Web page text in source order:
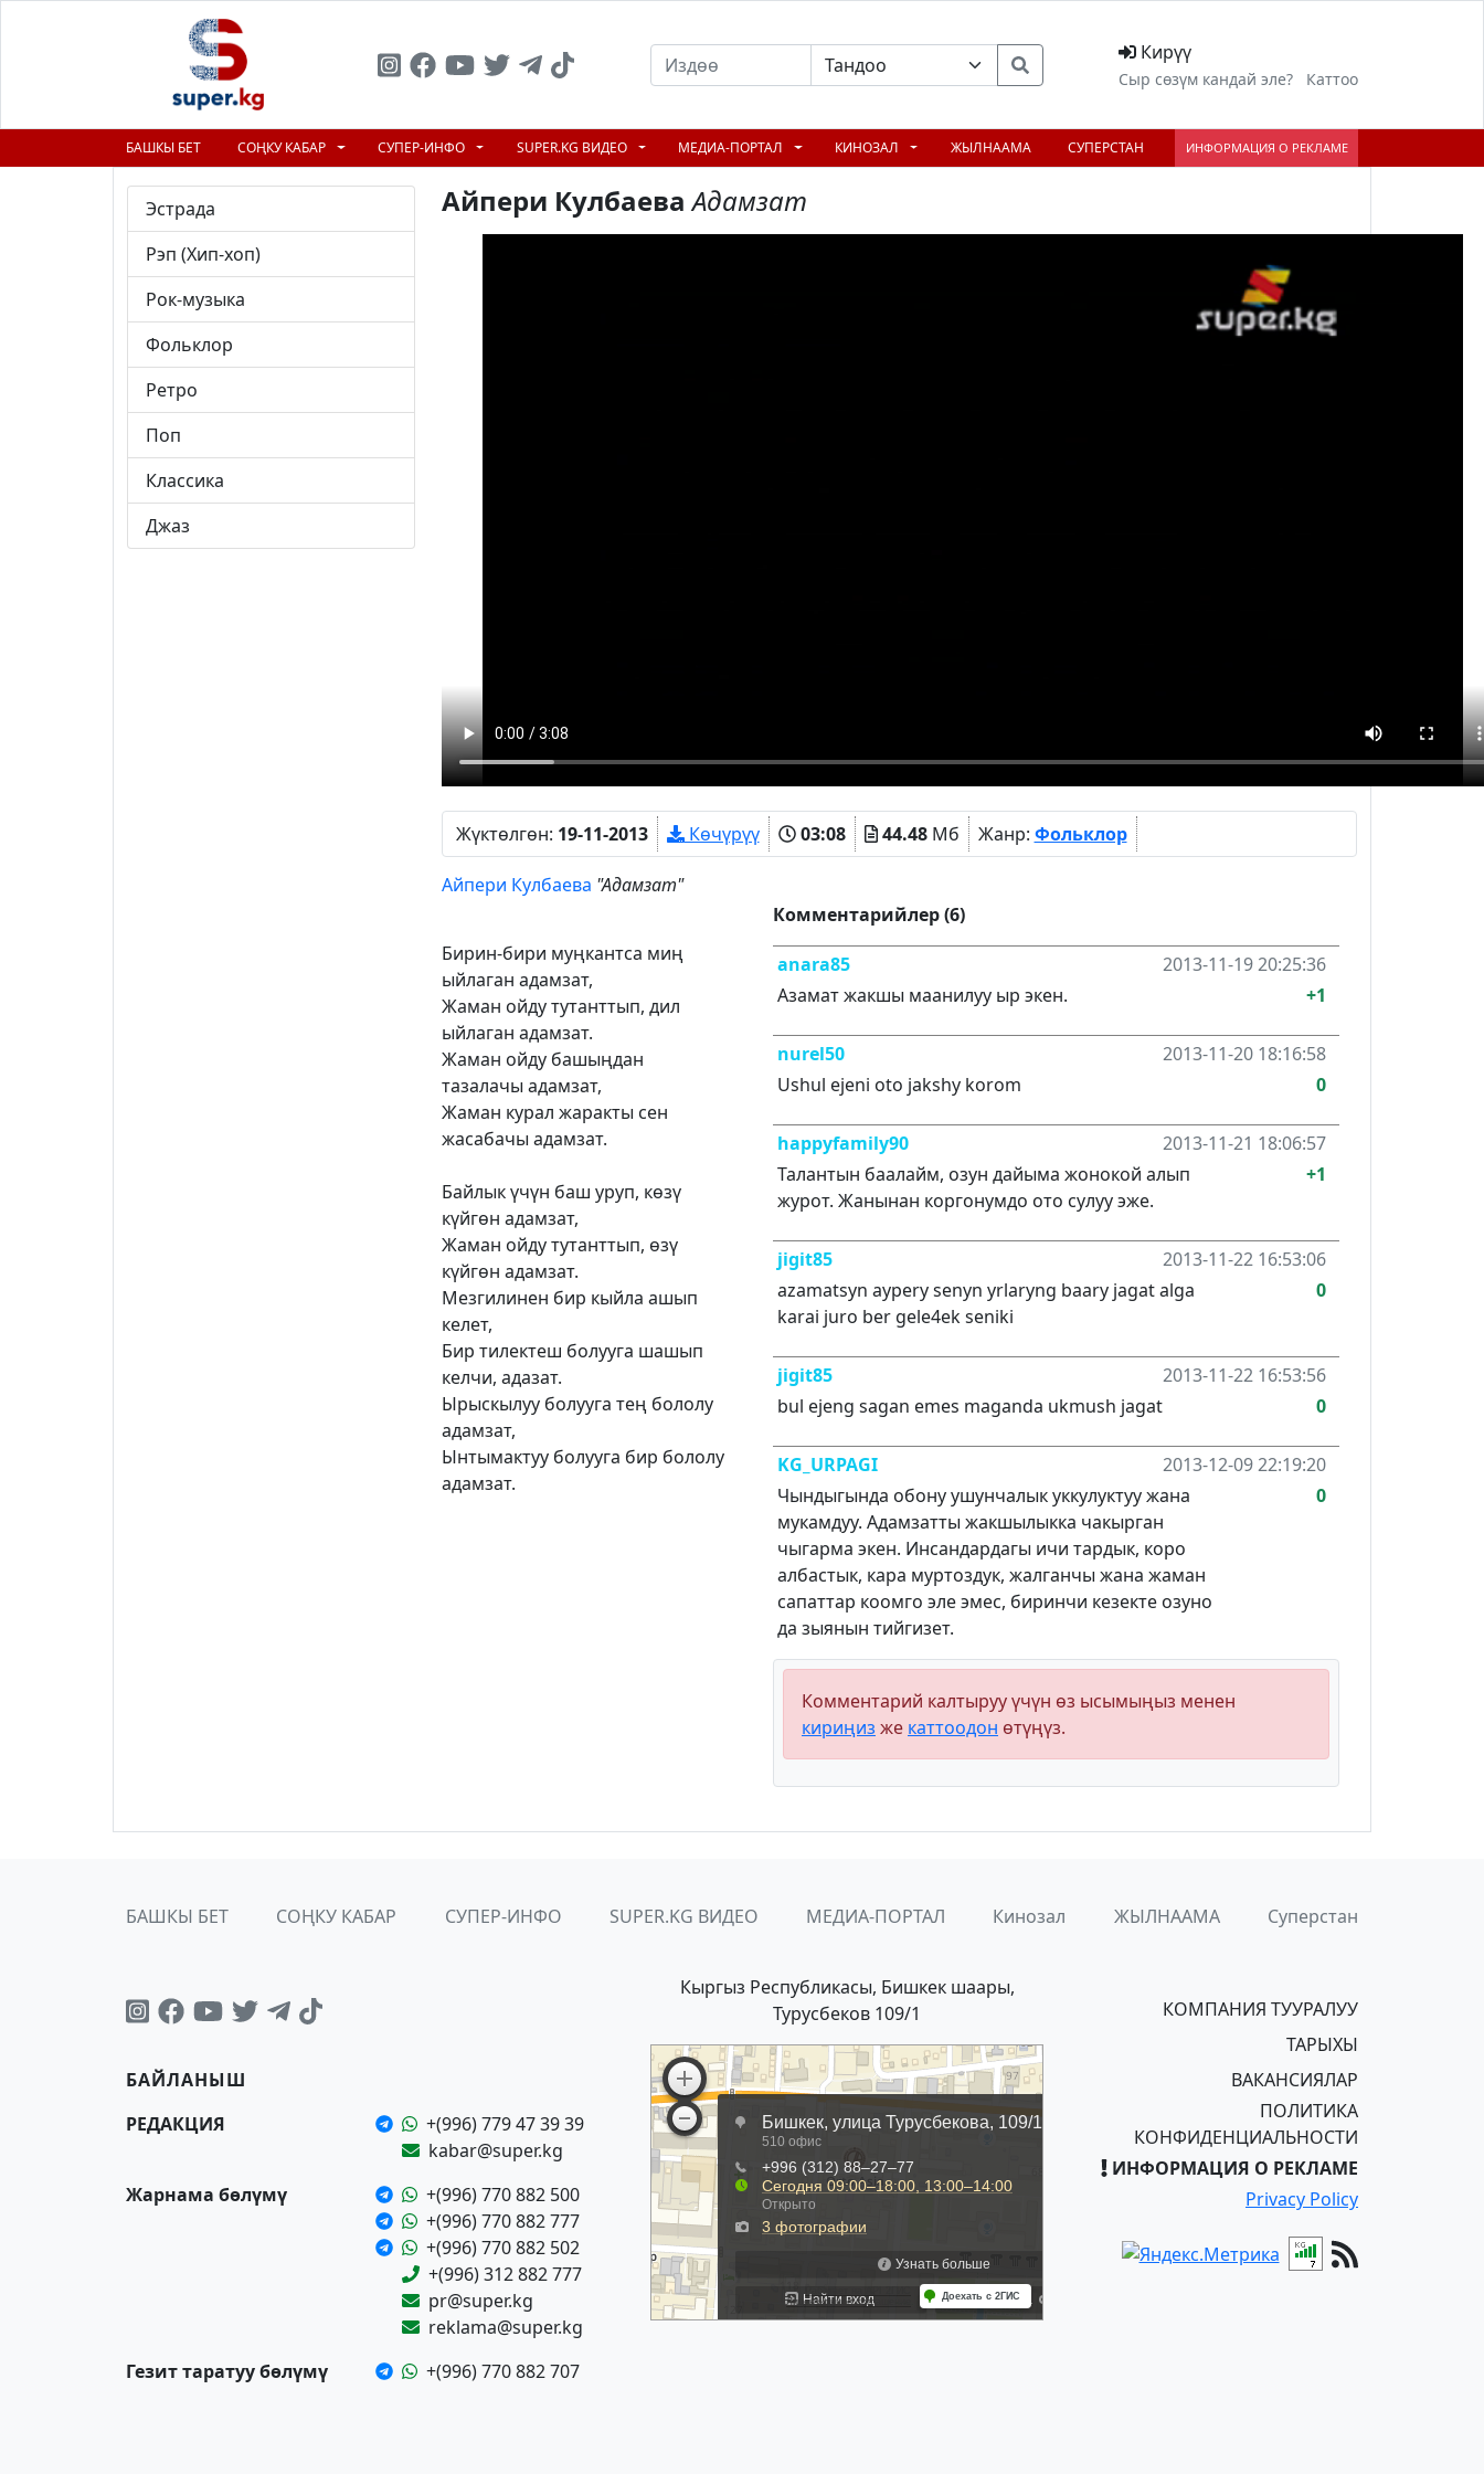
Кирүү
Сыр сөзүм кандай эле? Каттоо
БАШКЫ БЕТ СОҢКУ КАБАР СУПЕР-ИНФО SUPER.KG ВИДЕО МЕДИА-ПОРТАЛ КИНОЗАЛ ЖЫЛНААМА СУПЕРСТАН ИНФОРМАЦИЯ О РЕКЛАМЕ
Эстрада
Рэп (Хип-хоп)
Рок-музыка
Фольклор
Ретро
Поп
Классика
Джаз
Айпери КулбаеваАдамзат
Жүктөлгөн: 19-11-2013 Көчүрүү 03:08 44.48 Мб Жанр: Фольклор
Айпери Кулбаева "Адамзат"
Бирин-бири муңкантса миң
ыйлаган адамзат,
Жаман ойду тутанттып, дил
ыйлаган адамзат.
Жаман ойду башыңдан
тазалачы адамзат,
Жаман курал жаракты сен
жасабачы адамзат.
Байлык үчүн баш уруп, көзү
күйгөн адамзат,
Жаман ойду тутанттып, өзү
күйгөн адамзат.
Мезгилинен бир кыйла ашып
келет,
Бир тилектеш болууга шашып
келчи, адазат.
Ырыскылуу болууга тең бололу
адамзат,
Ынтымактуу болууга бир бололу
адамзат.
Комментарийлер (6)
anara85
2013-11-19 20:25:36
Азамат жакшы маанилуу ыр экен.
+1
nurel50
2013-11-20 18:16:58
Ushul ejeni oto jakshy korom
0
happyfamily90
2013-11-21 18:06:57
Талантын баалайм, озун дайыма жонокой алып
журот. Жанынан коргонумдо ото сулуу эже.
+1
jigit85
2013-11-22 16:53:06
azamatsyn aypery senyn yrlaryng baary jagat alga
karai juro ber gele4ek seniki
0
jigit85
2013-11-22 16:53:56
bul ejeng sagan emes maganda ukmush jagat
0
KG_URPAGI
2013-12-09 22:19:20
Чындыгында обону ушунчалык уккулуктуу жана
мукамдуу. Адамзатты жакшылыкка чакырган
чыгарма экен. Инсандардагы ичи тардык, коро
албастык, кара муртоздук, жалганчы жана жаман
сапаттар коомго эле эмес, биринчи кезекте озуно
да зыянын тийгизет.
0
Комментарий калтыруу үчүн өз ысымыңыз менен
кириңиз же каттоодон өтүңүз.
БАШКЫ БЕТ СОҢКУ КАБАР СУПЕР-ИНФО SUPER.KG ВИДЕО МЕДИА-ПОРТАЛ Кинозал ЖЫЛНААМА Суперстан
БАЙЛАНЫШ
РЕДАКЦИЯ
+(996) 779 47 39 39
kabar@super.kg
Жарнама бөлүмү
+(996) 770 882 500
+(996) 770 882 777
+(996) 770 882 502
+(996) 312 882 777
pr@super.kg
reklama@super.kg
Гезит таратуу бөлүмү
+(996) 770 882 707
Кыргыз Республикасы, Бишкек шаары,
Турусбеков 109/1
КОМПАНИЯ ТУУРАЛУУ
ТАРЫХЫ
ВАКАНСИЯЛАР
ПОЛИТИКА
КОНФИДЕНЦИАЛЬНОСТИ
ИНФОРМАЦИЯ О РЕКЛАМЕ
Privacy Policy